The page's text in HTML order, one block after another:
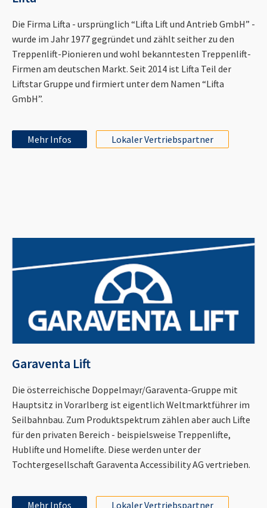
Die Firma Lifta - ursprünglich “Lifta Lift und Antrieb GmbH” -
wurde im Jahr 1977 gegründet und zählt seither zu den
Treppenlift-Pionieren und wohl bekanntesten Treppenlift-
Firmen am deutschen Markt. Seit 2014 ist Lifta Teil der
Liftstar Gruppe und firmiert unter dem Namen “Lifta
GmbH”.
Mehr Infos Lokaler Vertriebspartner
Garaventa Lift
Die österreichische Doppelmayr/Garaventa-Gruppe mit
Hauptsitz in Vorarlberg ist eigentlich Weltmarktführer im
Seilbahnbau. Zum Produktspektrum zählen aber auch Lifte
für den privaten Bereich - beispielsweise Treppenlifte,
Hublifte und Homelifte. Diese werden unter der
Tochtergesellschaft Garaventa Accessibility AG vertrieben.
Mehr Infos Lokaler Vertriebspartner